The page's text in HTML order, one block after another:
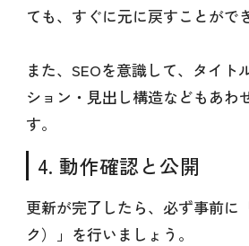
ても、すぐに元に戻すことがで
また、SEOを意識して、タイト
ション・見出し構造などもあわ
す。
4. 動作確認と公開
更新が完了したら、必ず事前に
ク）」を行いましょう。